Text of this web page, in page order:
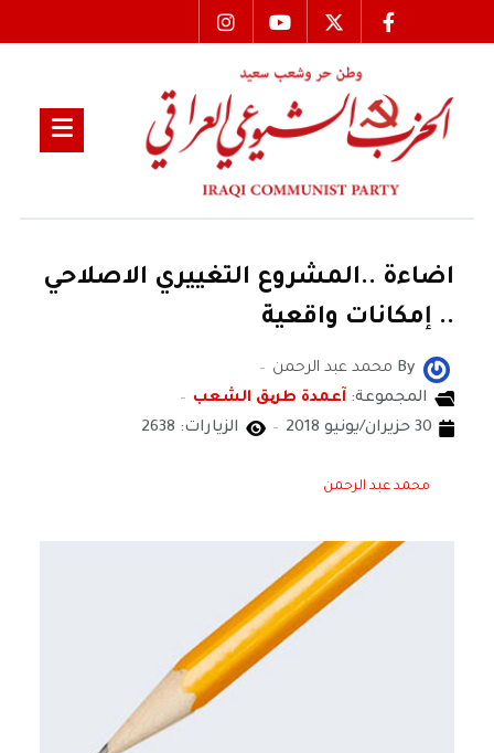
اضاءة ..المشروع التغييري الاصلاحي
.. إمكانات واقعية
By محمد عبد الرحمن
المجموعة: آعمدة طریق الشعب
30 حزيران/يونيو 2018
الزيارات: 2638
محمد عبد الرحمن